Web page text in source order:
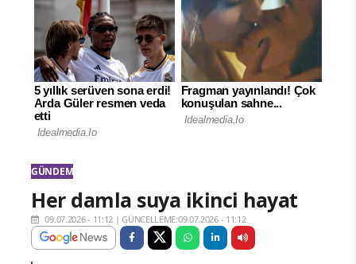
GÜNDEM
Her damla suya ikinci hayat
09.07.2026 - 11:12 |GÜNCELLEME:09.07.2026 - 11:12